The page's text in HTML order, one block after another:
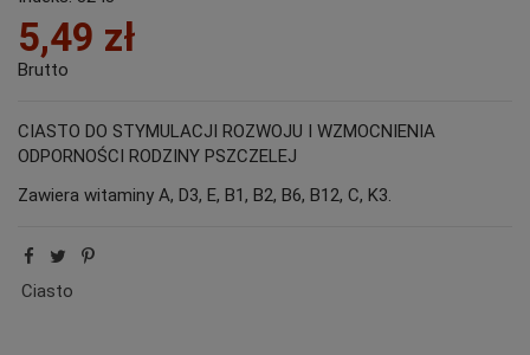
5,49 zł
Brutto
CIASTO DO STYMULACJI ROZWOJU I WZMOCNIENIA
ODPORNOŚCI RODZINY PSZCZELEJ
Zawiera witaminy A, D3, E, B1, B2, B6, B12, C, K3.
Ciasto